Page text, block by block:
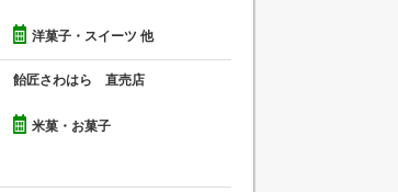
洋菓子・スイーツ 他
飴匠さわはら 直売店
米菓・お菓子